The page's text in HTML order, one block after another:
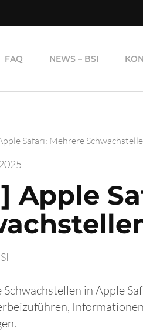
FAQ NEWS – BSI
Safari: Mehrere
Apple
in Apple
Informationen